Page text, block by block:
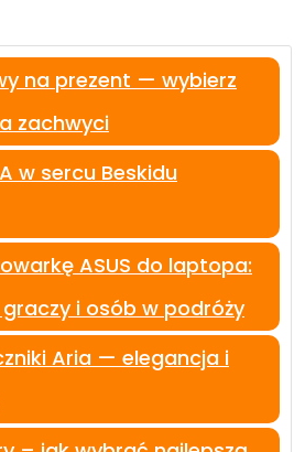
na prezent — wybierz
zachwyci
w sercu Beskidu
ASUS do laptopa:
i osób w podróży
Aria — elegancja i